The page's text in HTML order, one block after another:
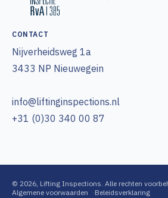
CONTACT
Nijverheidsweg 1a
3433 NP Nieuwegein
info@liftinginspections.nl
+31 (0)30 340 00 87
© 2026, Lifting Inspections. Alle rechten
Algemene voorwaarden
Beleidsverklaring